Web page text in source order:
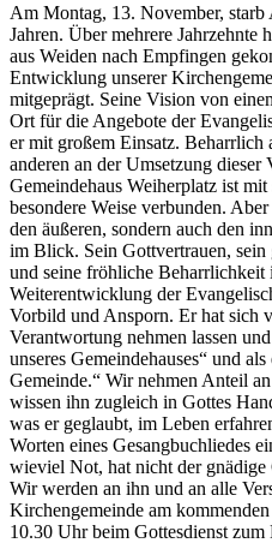
Am Montag, 13. November,
Jahren. Über mehrere Jahrzehnte
aus Weiden nach Empfingen
Entwicklung unserer
mitgeprägt. Seine Vision von
Ort für die Angebote der
er mit großem Einsatz. Beharrlich
anderen an der Umsetzung dieser
Gemeindehaus Weiherplatz ist
besondere Weise verbunden.
den äußeren, sondern auch den
im Blick. Sein Gottvertrauen, sein
und seine fröhliche Beharrlichkeit
Weiterentwicklung der
Vorbild und Ansporn. Er hat sich
Verantwortung nehmen lassen
unseres Gemeindehauses“ und
Gemeinde.“ Wir nehmen Anteil
wissen ihn zugleich in Gottes
was er geglaubt, im Leben
Worten eines Gesangbuchliedes
wieviel Not, hat nicht der
Wir werden an ihn und an alle
Kirchengemeinde am
10.30 Uhr beim Gottesdienst